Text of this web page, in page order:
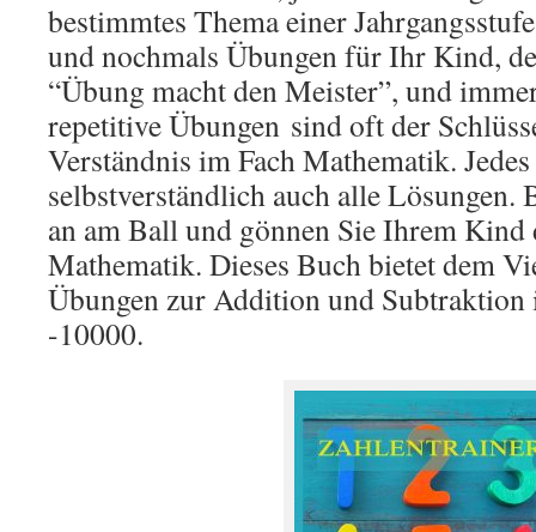
bestimmtes Thema einer
und nochmals Übungen für Ihr Kind,
“Übung macht den Meister”, und
repetitive Übungen sind oft der
Verständnis im Fach Mathematik.
selbstverständlich auch alle Lösungen.
an am Ball und gönnen Sie Ihrem
Mathematik. Dieses Buch bietet dem
Übungen zur Addition und
-10000.